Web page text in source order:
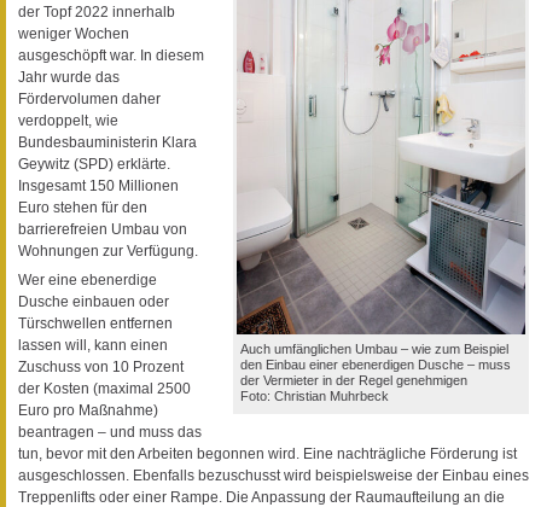
Auch umfänglichen Umbau – wie zum Beispiel
den Einbau einer ebenerdigen Dusche – muss
der Vermieter in der Regel genehmigen
Foto: Christian Muhrbeck
der Topf 2022 innerhalb
weniger Wochen
ausgeschöpft war. In diesem
Jahr wurde das
Fördervolumen daher
verdoppelt, wie
Bundesbauministerin Klara
Geywitz (SPD) erklärte.
Insgesamt 150 Millionen
Euro stehen für den
barrierefreien Umbau von
Wohnungen zur Verfügung.
Wer eine ebenerdige
Dusche einbauen oder
Türschwellen entfernen
lassen will, kann einen
Zuschuss von 10 Prozent
der Kosten (maximal 2500
Euro pro Maßnahme)
beantragen – und muss das
tun, bevor mit den Arbeiten begonnen wird. Eine nachträgliche Förderung ist
ausgeschlossen. Ebenfalls bezuschusst wird beispielsweise der Einbau eines
Treppenlifts oder einer Rampe. Die Anpassung der Raumaufteilung an die